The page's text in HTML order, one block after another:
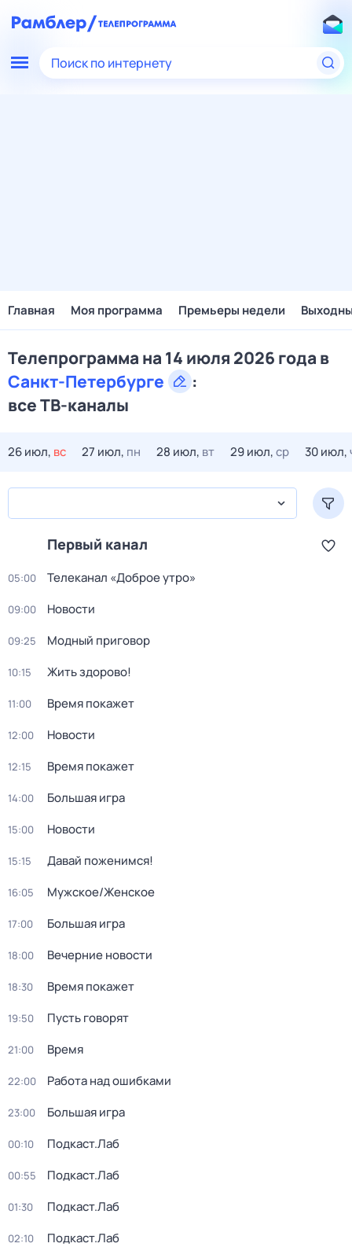
Поиск по интернету
Главная Моя программа Премьеры недели
Телепрограмма на 14 июля 2026 года в
Санкт-Петербурге
:
все ТВ-каналы
26 июл, вс 27 июл, пн 28 июл, вт 29 июл,ср 30 июл,
Первый канал
05:00 Телеканал «Доброе утро»
09:00 Новости
09:25 Модный приговор
10:15 Жить здорово!
11:00 Время покажет
12:00 Новости
12:15 Время покажет
14:00 Большая игра
15:00 Новости
15:15 Давай поженимся!
16:05 Мужское/Женское
17:00 Большая игра
18:00 Вечерние новости
18:30 Время покажет
19:50 Пусть говорят
21:00 Время
22:00 Работа над ошибками
23:00 Большая игра
00:10 Подкаст.Лаб
00:55 Подкаст.Лаб
01:30 Подкаст.Лаб
02:10 Подкаст.Лаб